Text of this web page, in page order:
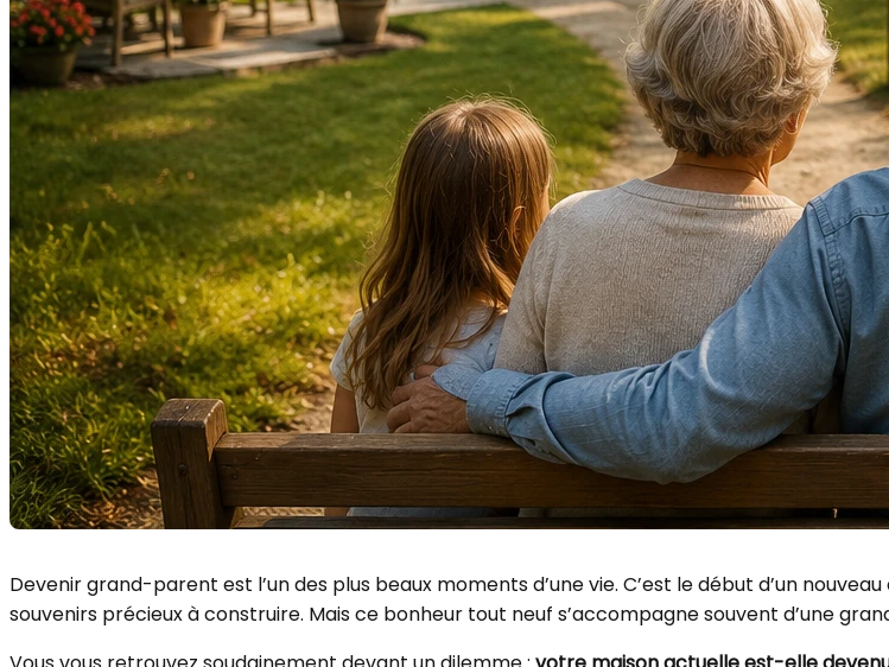
Devenir grand-parent est l’un des plus beaux moments d’une vie. C’est le début d’un
souvenirs précieux à construire. Mais ce bonheur tout neuf s’accompagne souvent d’une